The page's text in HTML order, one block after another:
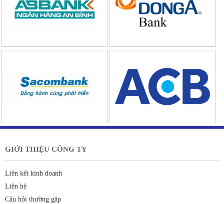
GIỚI THIỆU CÔNG TY
Liên kết kinh doanh
Liên hệ
Câu hỏi thường gặp